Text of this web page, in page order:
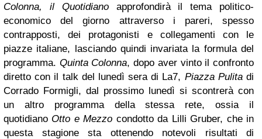
Colonna, il Quotidianoapprofondirà il tema politico-
economico del giorno attraverso i pareri, spesso
contrapposti, dei protagonisti e collegamenti con le
piazze italiane, lasciando quindi invariata la formula del
programma. Quinta Colonna, dopo aver vinto il confronto
diretto con il talk del lunedì sera di La7, Piazza Pulitadi
Corrado Formigli, dal prossimo lunedì si scontrerà con
un altro programma della stessa rete, ossia il
quotidiano Otto e Mezzo condotto da Lilli Gruber, che in
questa stagione sta ottenendo notevoli risultati di